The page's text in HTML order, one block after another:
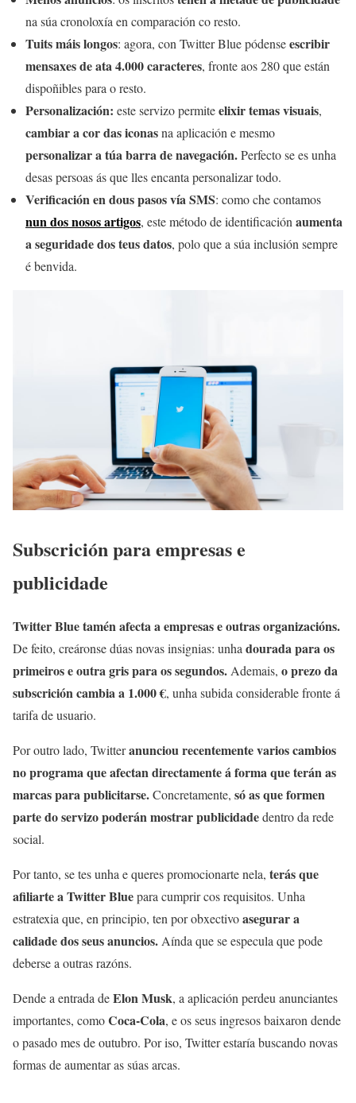
na súa cronoloxía en comparación co resto.
Tuits máis longos: agora, con Twitter Blue pódenseescribir
mensaxes de ata 4.000 caracteres, fronte aos 280 que están
dispoñibles para o resto.
Personalización: este servizo permiteelixir temas visuais,
cambiar a cor das iconasna aplicación e mesmo
personalizar a túa barra de navegación.Perfecto se es unha
desas persoas ás que lles encanta personalizar todo.
Verificación en dous pasos vía SMS: como che contamos
nun dos nosos artigos, este método de identificación aumenta
a seguridade dos teus datos, polo que a súa inclusión sempre
é benvida.
Subscrición para empresas e
publicidade
Twitter Blue tamén afecta a empresas e outras organizacións.
De feito, creáronse dúas novas insignias: unha dourada para os
primeiros e outra gris para os segundos. Ademais, o prezo da
subscrición cambia a 1.000 €, unha subida considerable fronte á
tarifa de usuario.
Por outro lado, Twitteranunciou recentemente varios cambios
no programa que afectan directamente á forma que terán as
marcas para publicitarse.Concretamente, só as que formen
parte do servizo poderán mostrar publicidadedentro da rede
social.
Por tanto, se tes unha e queres promocionarte nela, terás que
afiliarte a Twitter Bluepara cumprir cos requisitos. Unha
estratexia que, en principio, ten por obxectivoasegurar a
calidade dos seus anuncios. Aínda que se especula que pode
deberse a outras razóns.
Dende a entrada deElon Musk, a aplicación perdeu anunciantes
importantes, comoCoca-Cola, e os seus ingresos baixaron dende
o pasado mes de outubro. Por iso, Twitter estaría buscando novas
formas de aumentar as súas arcas.